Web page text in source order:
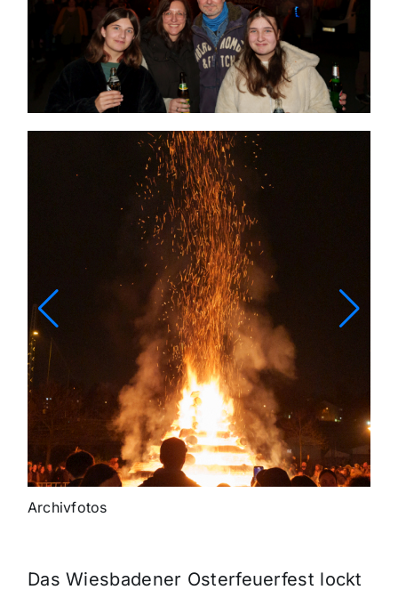
Archivfotos
Das Wiesbadener Osterfeuerfest lockt